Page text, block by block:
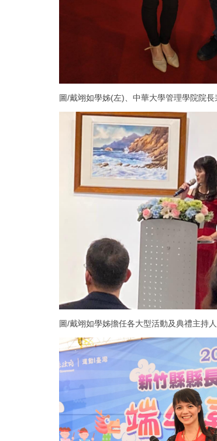
圖/戴翊如學姊(左)、中華大學管理學院院
圖/戴翊如學姊擔任各大型活動及典禮主持人